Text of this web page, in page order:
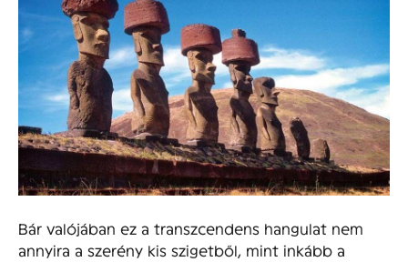
Bár valójában ez a transzcendens hangulat nem
annyira a szerény kis szigetből, mint inkább a